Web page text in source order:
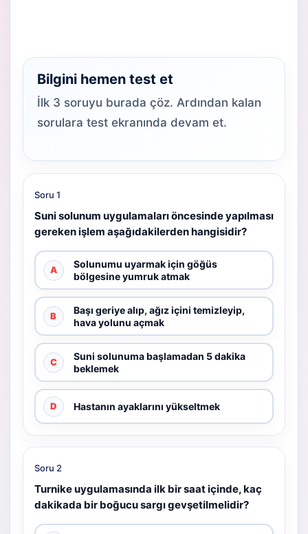
Bilgini hemen test et
İlk 3 soruyu burada çöz. Ardından kalan
sorulara test ekranında devam et.
Soru 1
Suni solunum uygulamaları öncesinde yapılması
gereken işlem aşağıdakilerden hangisidir?
A
Solunumu uyarmak için göğüs
bölgesine yumruk atmak
B
Başı geriye alıp, ağız içini temizleyip,
hava yolunu açmak
C
Suni solunuma başlamadan 5 dakika
beklemek
D Hastanın ayaklarını yükseltmek
Soru 2
Turnike uygulamasında ilk bir saat içinde, kaç
dakikada bir boğucu sargı gevşetilmelidir?